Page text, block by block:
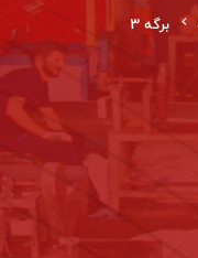
chevron_left برگه 3